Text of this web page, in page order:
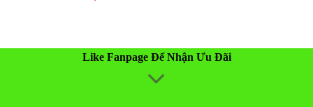
Like Fanpage Để Nhận Ưu Đãi